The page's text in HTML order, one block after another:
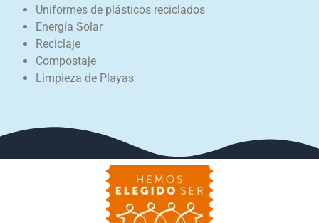
Uniformes de plásticos reciclados
Energía Solar
Reciclaje
Compostaje
Limpieza de Playas